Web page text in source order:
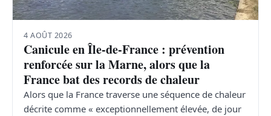
4 AOÛT 2026
Canicule en Île-de-France : prévention
renforcée sur la Marne, alors que la
France bat des records de chaleur
Alors que la France traverse une séquence de chaleur
décrite comme « exceptionnellement élevée, de jour